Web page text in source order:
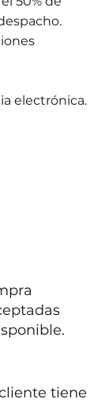
electrónica.
tiene